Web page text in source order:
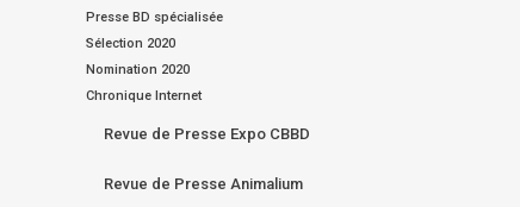
Presse BD spécialisée
Sélection 2020
Nomination 2020
Chronique Internet
Revue de Presse Expo CBBD
Revue de Presse Animalium